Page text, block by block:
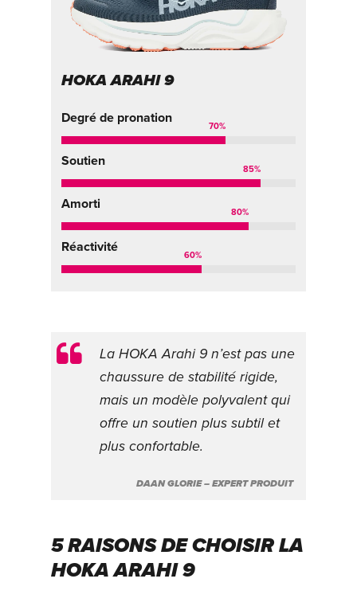
HOKA ARAHI 9
Degré de pronation
70%
Soutien
85%
Amorti
80%
Réactivité
60%
La HOKA Arahi 9 n’est pas une
chaussure de stabilité rigide,
mais un modèle polyvalent qui
offre un soutien plus subtil et
plus confortable.
DAAN GLORIE – EXPERT PRODUIT
5 RAISONS DE CHOISIR LA
HOKA ARAHI 9